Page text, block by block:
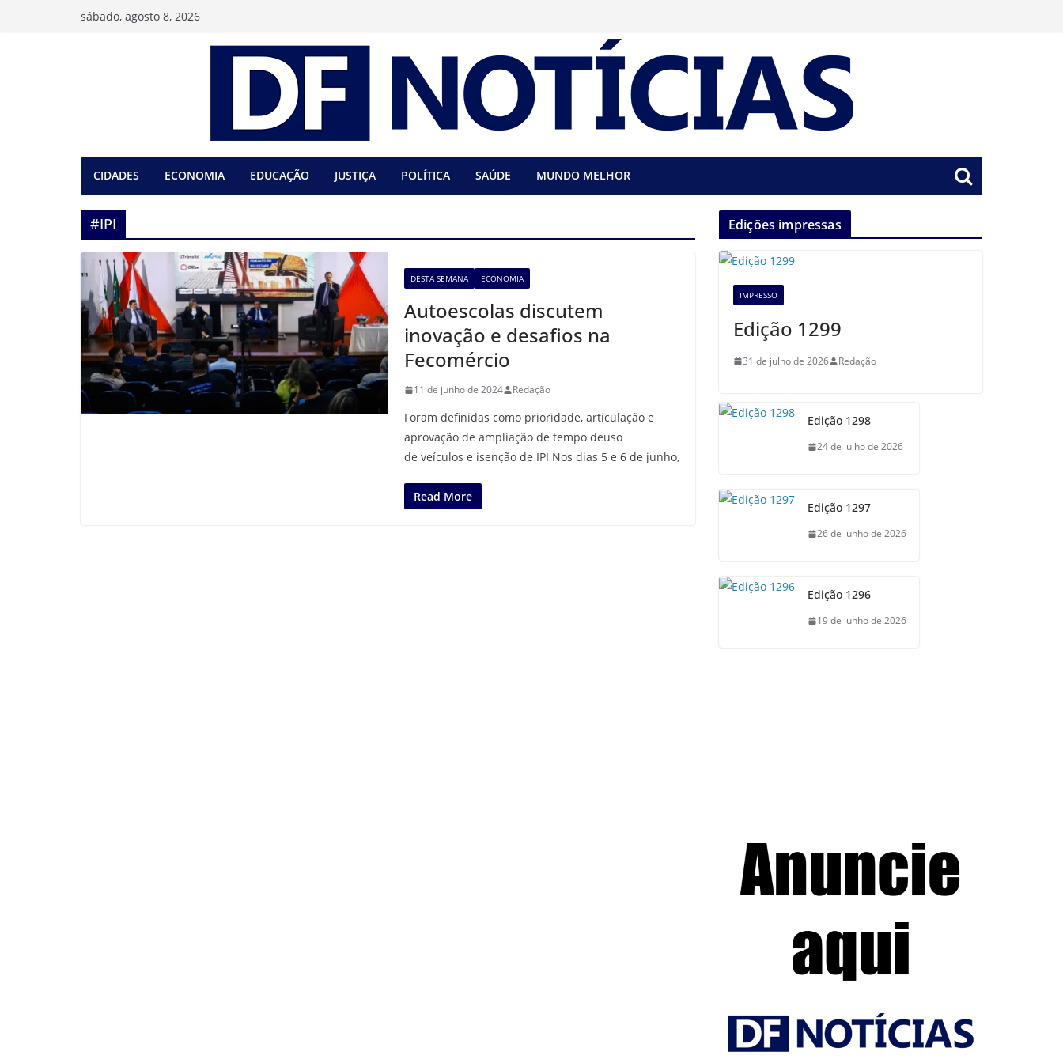
sábado, agosto 8, 2026
CIDADES ECONOMIA EDUCAÇÃO JUSTIÇA POLÍTICA SAÚDE MUNDO MELHOR
#IPI
DESTA SEMANA ECONOMIA
Autoescolas discutem
inovação e desafios na
Fecomércio
11 de junho de 2024 Redação
Foram definidas como prioridade, articulação e
aprovação de ampliação de tempo deuso
de veículos e isenção de IPI Nos dias 5 e 6 de junho,
Read More
Edições impressas
IMPRESSO
Edição 1299
31 de julho de 2026 Redação
Edição 1298
24 de julho de 2026
Edição 1297
26 de junho de 2026
Edição 1296
19 de junho de 2026